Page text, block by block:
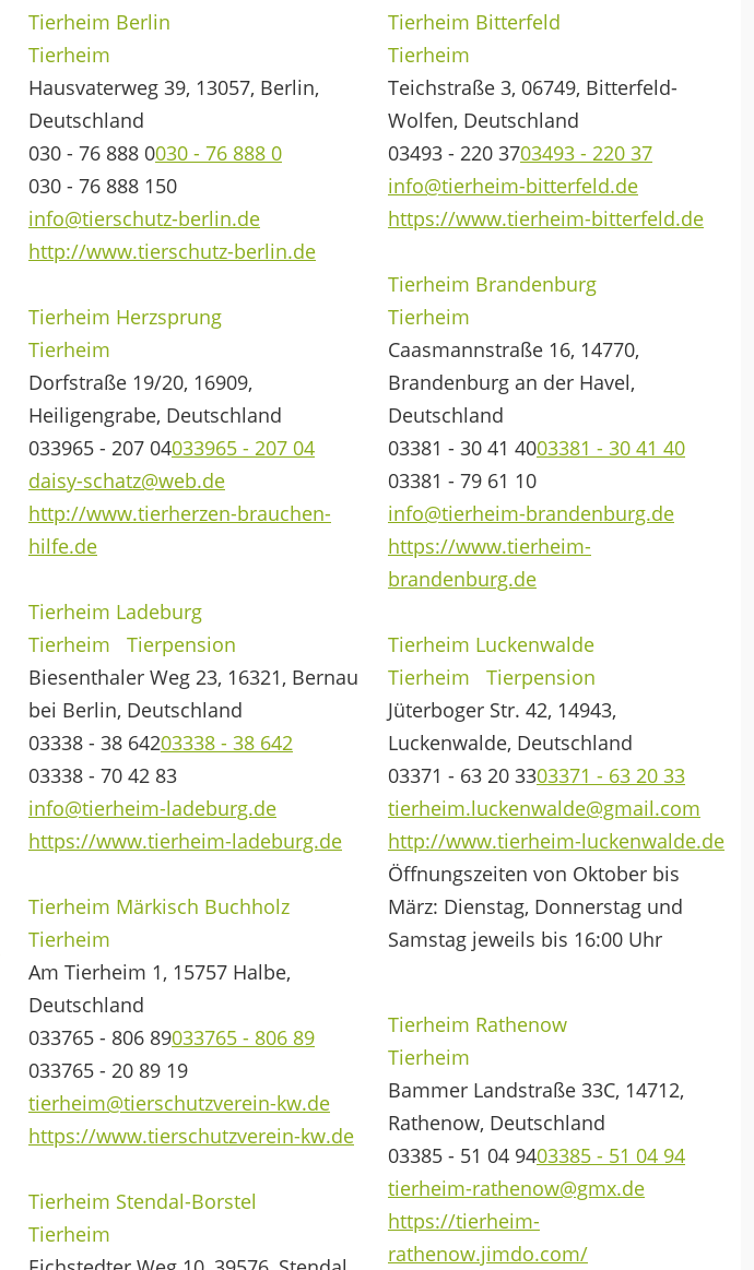
Tierheim Berlin
Tierheim
Hausvaterweg 39, 13057, Berlin,
Deutschland
030 - 76 888 0030 - 76 888 0
030 - 76 888 150
info@tierschutz-berlin.de
http://www.tierschutz-berlin.de
Tierheim Bitterfeld
Tierheim
Teichstraße 3, 06749, Bitterfeld-
Wolfen, Deutschland
03493 - 220 3703493 - 220 37
info@tierheim-bitterfeld.de
https://www.tierheim-bitterfeld.de
Tierheim Brandenburg
Tierheim
Caasmannstraße 16, 14770,
Brandenburg an der Havel,
Deutschland
03381 - 30 41 4003381 - 30 41 40
03381 - 79 61 10
info@tierheim-brandenburg.de
https://www.tierheim-
brandenburg.de
Tierheim Herzsprung
Tierheim
Dorfstraße 19/20, 16909,
Heiligengrabe, Deutschland
033965 - 207 04033965 - 207 04
daisy-schatz@web.de
http://www.tierherzen-brauchen-
hilfe.de
Tierheim Ladeburg
Tierheim
Tierpension
Biesenthaler Weg 23, 16321, Bernau
bei Berlin, Deutschland
03338 - 38 64203338 - 38 642
03338 - 70 42 83
info@tierheim-ladeburg.de
https://www.tierheim-ladeburg.de
Tierheim Luckenwalde
Tierheim
Tierpension
Jüterboger Str. 42, 14943,
Luckenwalde, Deutschland
03371 - 63 20 3303371 - 63 20 33
tierheim.luckenwalde@gmail.com
http://www.tierheim-luckenwalde.de
Öffnungszeiten von Oktober bis
März: Dienstag, Donnerstag und
Samstag jeweils bis 16:00 Uhr
Tierheim Märkisch Buchholz
Tierheim
Am Tierheim 1, 15757 Halbe,
Deutschland
033765 - 806 89033765 - 806 89
033765 - 20 89 19
tierheim@tierschutzverein-kw.de
https://www.tierschutzverein-kw.de
Tierheim Rathenow
Tierheim
Bammer Landstraße 33C, 14712,
Rathenow, Deutschland
03385 - 51 04 9403385 - 51 04 94
tierheim-rathenow@gmx.de
https://tierheim-
rathenow.jimdo.com/
Tierheim Stendal-Borstel
Tierheim